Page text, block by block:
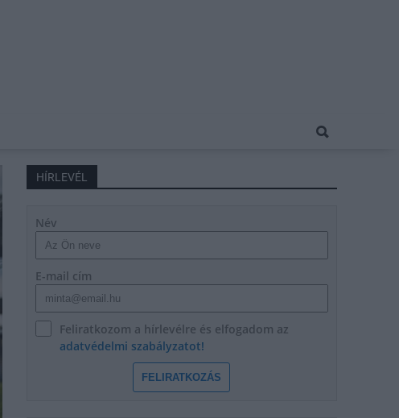
HÍRLEVÉL
Név
E-mail cím
Feliratkozom a hírlevélre és elfogadom az
adatvédelmi szabályzatot!
FELIRATKOZÁS